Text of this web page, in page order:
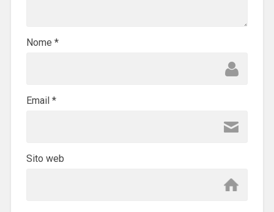
Nome *
Email *
Sito web